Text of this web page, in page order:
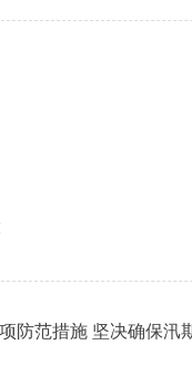
防范措施 坚决确保汛